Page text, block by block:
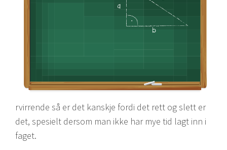
rvirrende så er det kanskje fordi det rett og slett er
det, spesielt dersom man ikke har mye tid lagt inn i
faget.